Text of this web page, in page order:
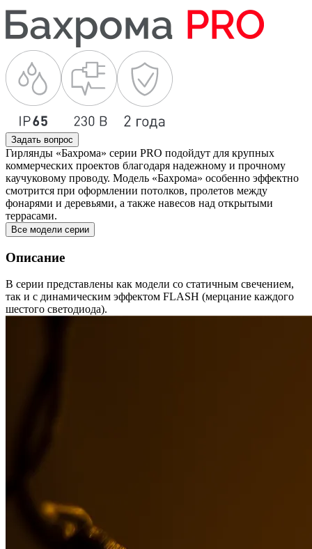
Задать вопрос
Гирлянды «Бахрома» серии PRO подойдут для крупных
коммерческих проектов благодаря надежному и прочному
каучуковому проводу. Модель «Бахрома» особенно эффектно
смотрится при оформлении потолков, пролетов между
фонарями и деревьями, а также навесов над открытыми
террасами.
Все модели серии
Описание
В серии представлены как модели со статичным свечением,
так и с динамическим эффектом FLASH (мерцание каждого
шестого светодиода).